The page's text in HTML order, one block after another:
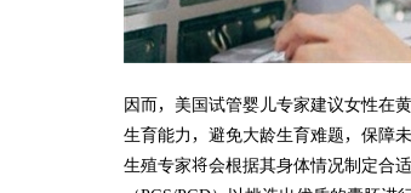
因而，美国试管婴儿专家建议女性在
生育能力，避免大龄生育难题，保障
生殖专家将会根据其身体情况制定合